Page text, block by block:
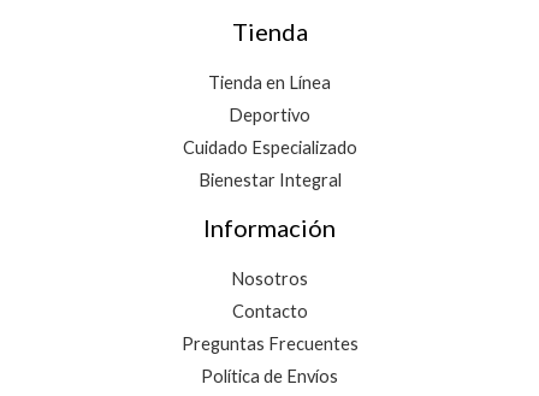
Tienda
Tienda en Línea
Deportivo
Cuidado Especializado
Bienestar Integral
Información
Nosotros
Contacto
Preguntas Frecuentes
Política de Envíos